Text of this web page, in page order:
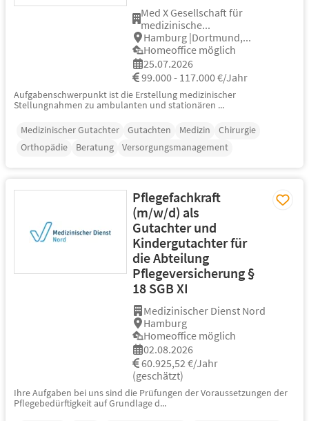
Med X Gesellschaft für
medizinische...
Hamburg |Dortmund,...
Homeoffice möglich
25.07.2026
99.000 - 117.000 €/Jahr
Aufgabenschwerpunkt ist die Erstellung medizinischer
Stellungnahmen zu ambulanten und stationären ...
Medizinischer Gutachter
Gutachten Medizin
Chirurgie
Orthopädie
Beratung Versorgungsmanagement
Pflegefachkraft
(m/w/d) als
Gutachter und
Kindergutachter für
die Abteilung
Pflegeversicherung §
18 SGB XI
Medizinischer Dienst Nord
Hamburg
Homeoffice möglich
02.08.2026
60.925,52 €/Jahr
(geschätzt)
Ihre Aufgaben bei uns sind die Prüfungen der Voraussetzungen der
Pflegebedürftigkeit auf Grundlage d...